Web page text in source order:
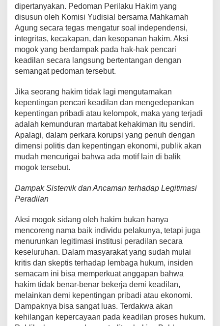
dipertanyakan. Pedoman Perilaku Hakim yang
disusun oleh Komisi Yudisial bersama Mahkamah
Agung secara tegas mengatur soal independensi,
integritas, kecakapan, dan kesopanan hakim. Aksi
mogok yang berdampak pada hak-hak pencari
keadilan secara langsung bertentangan dengan
semangat pedoman tersebut.
Jika seorang hakim tidak lagi mengutamakan
kepentingan pencari keadilan dan mengedepankan
kepentingan pribadi atau kelompok, maka yang terjadi
adalah kemunduran martabat kehakiman itu sendiri.
Apalagi, dalam perkara korupsi yang penuh dengan
dimensi politis dan kepentingan ekonomi, publik akan
mudah mencurigai bahwa ada motif lain di balik
mogok tersebut.
Dampak Sistemik dan Ancaman terhadap Legitimasi
Peradilan
Aksi mogok sidang oleh hakim bukan hanya
mencoreng nama baik individu pelakunya, tetapi juga
menurunkan legitimasi institusi peradilan secara
keseluruhan. Dalam masyarakat yang sudah mulai
kritis dan skeptis terhadap lembaga hukum, insiden
semacam ini bisa memperkuat anggapan bahwa
hakim tidak benar-benar bekerja demi keadilan,
melainkan demi kepentingan pribadi atau ekonomi.
Dampaknya bisa sangat luas. Terdakwa akan
kehilangan kepercayaan pada keadilan proses hukum.